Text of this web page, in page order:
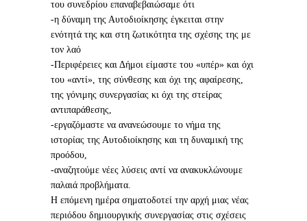
του συνεδρίου επαναβεβαιώσαμε ότι
-η δύναμη της Αυτοδιοίκησης έγκειται στην
ενότητά της και στη ζωτικότητα της σχέσης της με
τον λαό
-Περιφέρειες και Δήμοι είμαστε του «υπέρ» και όχι
του «αντί», της σύνθεσης και όχι της αφαίρεσης,
της γόνιμης συνεργασίας κι όχι της στείρας
αντιπαράθεσης,
-εργαζόμαστε να ανανεώσουμε το νήμα της
ιστορίας της Αυτοδιοίκησης και τη δυναμική της
προόδου,
-αναζητούμε νέες λύσεις αντί να ανακυκλώνουμε
παλαιά προβλήματα.
Η επόμενη ημέρα σηματοδοτεί την αρχή μιας νέας
περιόδου δημιουργικής συνεργασίας στις σχέσεις